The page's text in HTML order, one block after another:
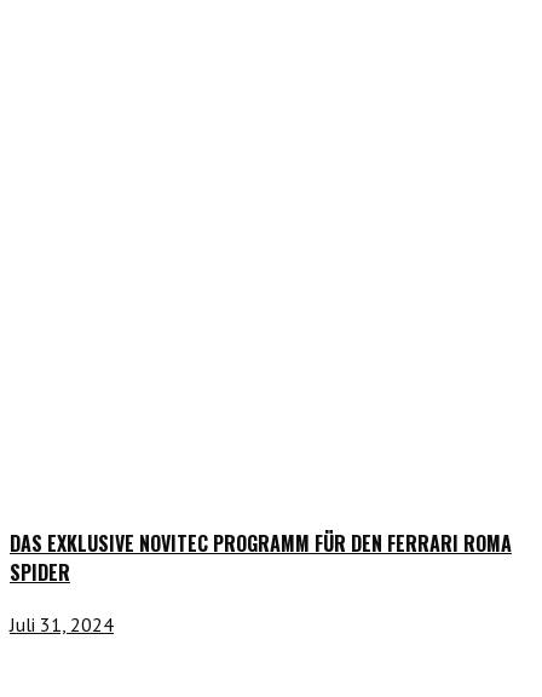
DAS EXKLUSIVE NOVITEC PROGRAMM FÜR DEN FERRARI ROMA
SPIDER
Juli 31, 2024